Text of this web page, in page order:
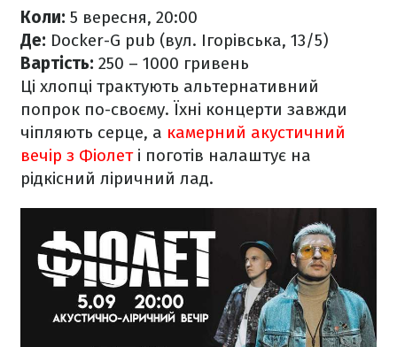
Коли: 5 вересня, 20:00
Де: Docker-G pub ​​(вул. Ігорівська, 13/5)
Вартість: 250 – 1000 гривень
Ці хлопці трактують альтернативний
попрок по-своєму. Їхні концерти завжди
чіпляють серце, а камерний акустичний
вечір з Фіолет і поготів налаштує на
рідкісний ліричний лад.